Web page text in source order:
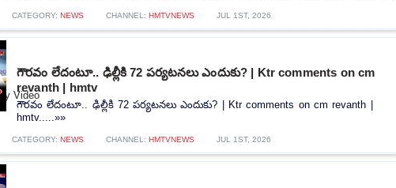
CATEGORY: NEWS CHANNEL: HMTVNEWS JUL 1ST, 2026
గౌరవం లేదంటూ.. ఢిల్లీకి 72 పర్యటనలు ఎందుకు? | Ktr comments on cm
revanth | hmtv
గౌరవం లేదంటూ.. ఢిల్లీకి 72 పర్యటనలు ఎందుకు? | Ktr comments on cm revanth |
hmtv.....»»
CATEGORY: NEWS CHANNEL: HMTVNEWS JUL 1ST, 2026